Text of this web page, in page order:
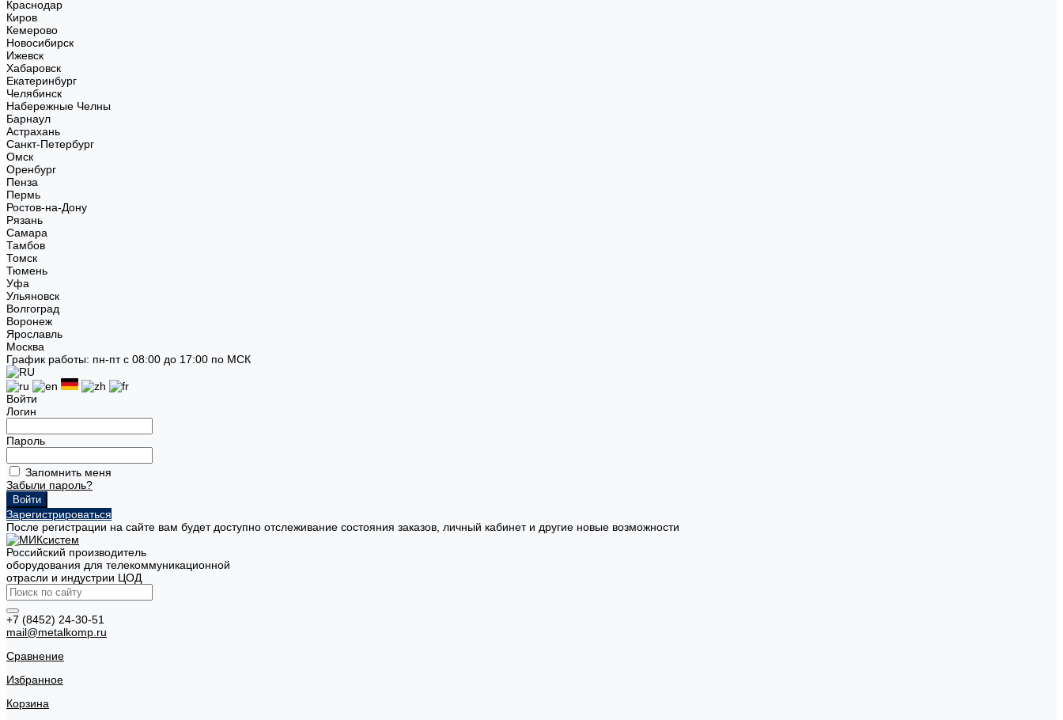
Краснодар
Киров
Кемерово
Новосибирск
Ижевск
Хабаровск
Екатеринбург
Челябинск
Набережные Челны
Барнаул
Астрахань
Санкт-Петербург
Омск
Оренбург
Пенза
Пермь
Ростов-на-Дону
Рязань
Самара
Тамбов
Томск
Тюмень
Уфа
Ульяновск
Волгоград
Воронеж
Ярославль
Москва
График работы: пн-пт с 08:00 до 17:00 по МСК
Войти
Логин
Пароль
Запомнить меня
Забыли пароль?
Зарегистрироваться
После регистрации на сайте вам будет доступно отслеживание состояния заказов, личный кабинет и другие новые возможности
Российский производитель
оборудования для телекоммуникационной
отрасли и индустрии ЦОД
+7 (8452) 24-30-51
mail@metalkomp.ru
Сравнение
Избранное
Корзина